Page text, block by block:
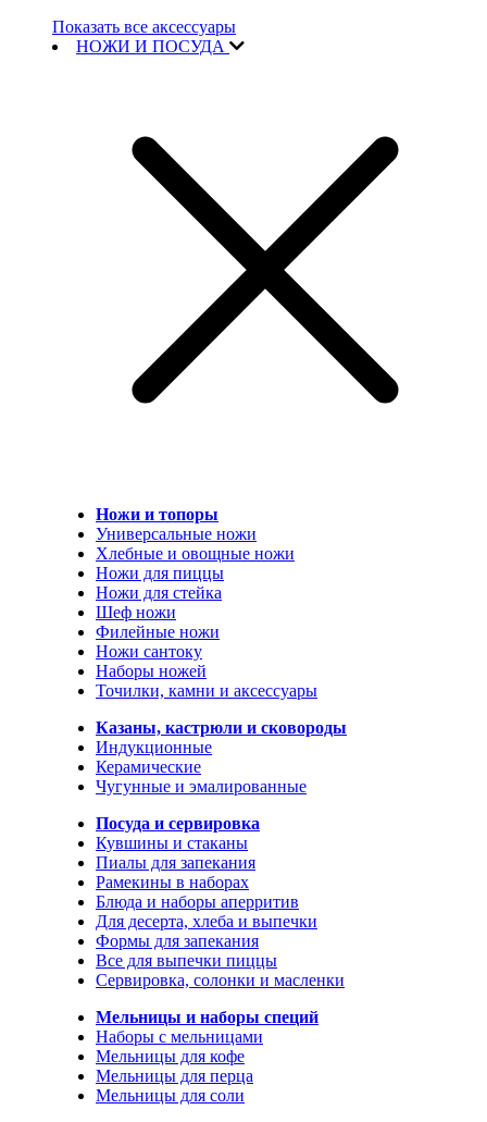
Показать все аксессуары
НОЖИ И ПОСУДА
Ножи и топоры
Универсальные ножи
Хлебные и овощные ножи
Ножи для пиццы
Ножи для стейка
Шеф ножи
Филейные ножи
Ножи сантоку
Наборы ножей
Точилки, камни и аксессуары
Казаны, кастрюли и сковороды
Индукционные
Керамические
Чугунные и эмалированные
Посуда и сервировка
Кувшины и стаканы
Пиалы для запекания
Рамекины в наборах
Блюда и наборы аперритив
Для десерта, хлеба и выпечки
Формы для запекания
Все для выпечки пиццы
Сервировка, солонки и масленки
Мельницы и наборы специй
Наборы с мельницами
Мельницы для кофе
Мельницы для перца
Мельницы для соли